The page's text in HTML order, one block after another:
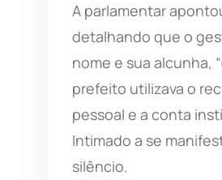
A parlamentar
detalhando que o
nome e sua alcunha,
prefeito utilizava o
pessoal e a conta
Intimado a se
silêncio.